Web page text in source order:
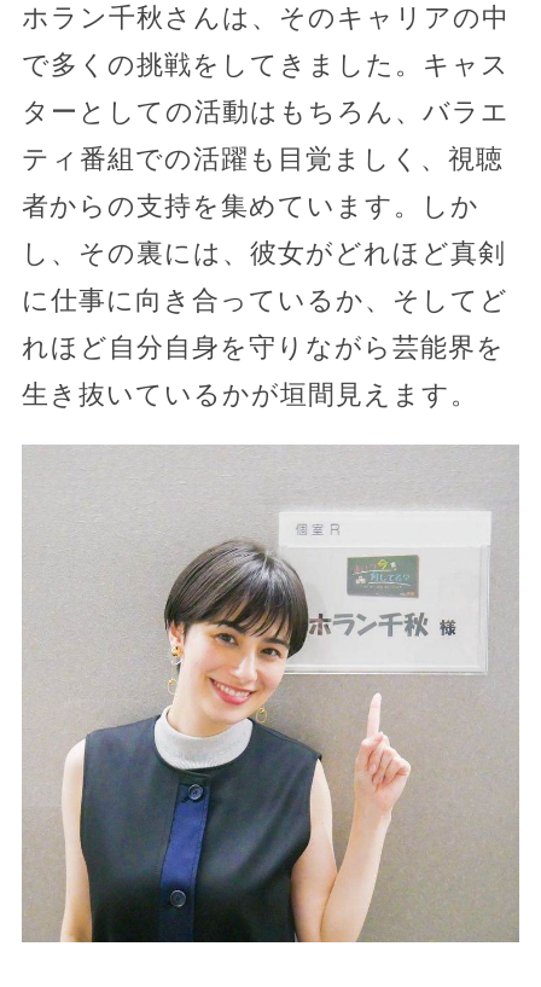
ホラン千秋さんは、そのキャリアの中
で多くの挑戦をしてきました。キャス
ターとしての活動はもちろん、バラエ
ティ番組での活躍も目覚ましく、視聴
者からの支持を集めています。しか
し、その裏には、彼女がどれほど真剣
に仕事に向き合っているか、そしてど
れほど自分自身を守りながら芸能界を
生き抜いているかが垣間見えます。